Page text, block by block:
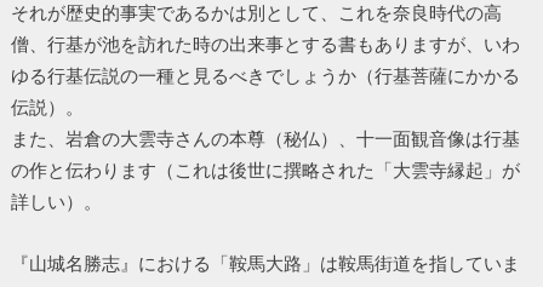
それが歴史的事実であるかは別として、これを奈良時代の高
僧、行基が池を訪れた時の出来事とする書もありますが、いわ
ゆる行基伝説の一種と見るべきでしょうか（行基菩薩にかかる
伝説）。
また、岩倉の大雲寺さんの本尊（秘仏）、十一面観音像は行基
の作と伝わります（これは後世に撰略された「大雲寺縁起」が
詳しい）。
『山城名勝志』における「鞍馬大路」は鞍馬街道を指していま